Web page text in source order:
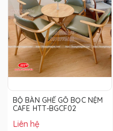
BỘ BÀN GHẾ GỖ BỌC NỆM
CAFE HTT-BGCF02
Liên hệ